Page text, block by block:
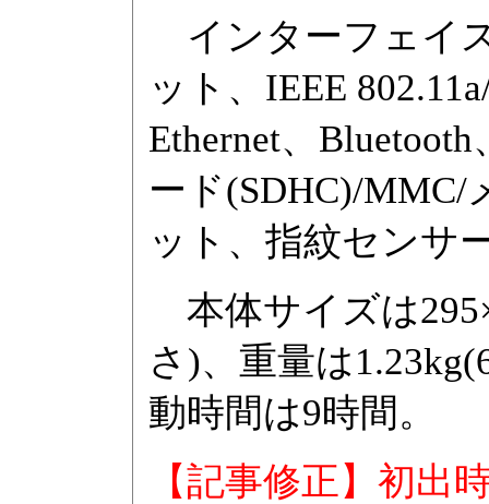
インターフェイス
ット、IEEE
Ethernet、
ード(SDHC)/MMC/
ット、指紋センサ
本体サイズは
さ)、重量は
動時間は9時間。
【記事修正】初出